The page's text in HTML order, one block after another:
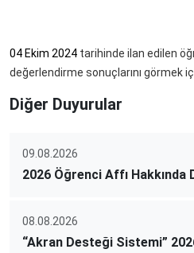
04 Ekim 2024 tarihinde ilan edilen öğ
değerlendirme sonuçlarını görmek
Diğer Duyurular
09.08.2026
2026 Öğrenci Affı Hakkında
08.08.2026
“Akran Desteği Sistemi”